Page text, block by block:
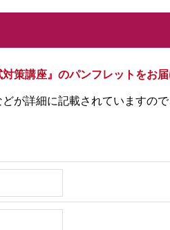
策講座』のパンフレットをお届
が詳細に記載されていますの